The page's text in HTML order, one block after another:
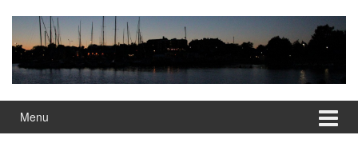
content
main
menu
Menu